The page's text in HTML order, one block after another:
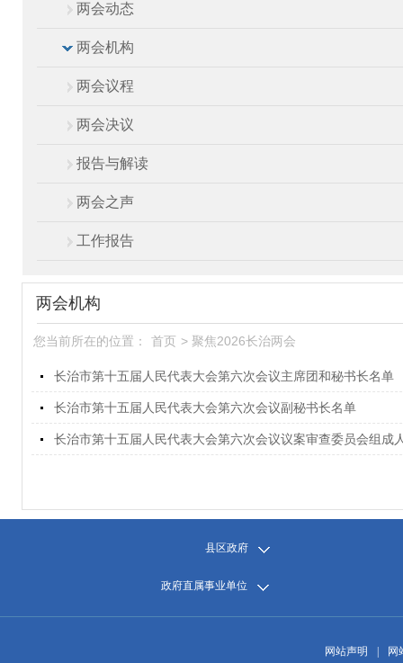
两会动态
两会机构
两会议程
两会决议
报告与解读
两会之声
工作报告
两会机构
您当前所在的位置： 首页 > 聚焦2026长治两会
长治市第十五届人民代表大会第六次会议主席团和秘书长名单
长治市第十五届人民代表大会第六次会议副秘书长名单
长治市第十五届人民代表大会第六次会议议案审查委员会组成
县区政府
政府直属事业单位
网站声明
网